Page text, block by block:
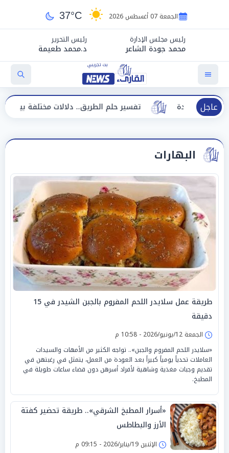
الجمعة 07 أغسطس 2026 37°C
رئيس مجلس الإدارة
محمد جودة الشاعر
رئيس التحرير
د.محمد طعيمة
عاجل تفسير حلم الطريق.. دلالات مختلفة بين الحيرة
البهارات
طريقة عمل سلايدر اللحم المفروم بالجبن الشيدر في 15
دقيقة
الجمعة 12/يونيو/2026 - 10:58 م
«سلايدر اللحم المفروم والجبن».. تواجه الكثير من الأمهات والسيدات
العاملات تحدياً يومياً كبيراً بعد العودة من العمل، يتمثل في رغبتهن في
تقديم وجبات مغذية وشاهية لأفراد أسرهن دون قضاء ساعات طويلة في
المطبخ.
«أسرار المطبخ الشرقي».. طريقة تحضير كفتة
الأرز والبطاطس
الإثنين 19/يناير/2026 - 09:15 م